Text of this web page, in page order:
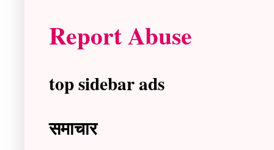
Report Abuse
top sidebar ads
समाचार